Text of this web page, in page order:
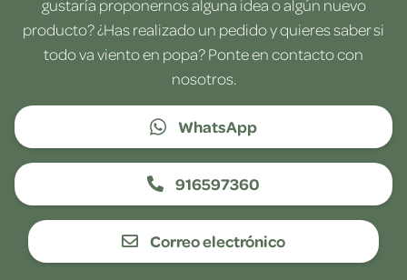
gustaría proponernos alguna idea o algún nuevo
producto? ¿Has realizado un pedido y quieres saber si
todo va viento en popa? Ponte en contacto con
nosotros.
WhatsApp
916597360
Correo electrónico